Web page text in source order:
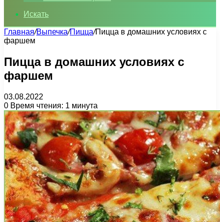
Искать
Главная/Выпечка/Пицца/Пицца в домашних условиях с
фаршем
Пицца в домашних условиях с
фаршем
03.08.2022
0 Время чтения: 1 минута